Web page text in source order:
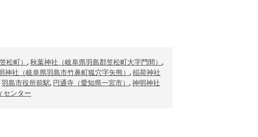
松町） , 秋葉神社（岐阜県羽島郡笠松町大字門間） ,
神社（岐阜県羽島市竹鼻町狐穴字矢熊） , 稲荷神社
羽島市役所前駅, 円通寺（愛知県一宮市） , 神明神社
センター